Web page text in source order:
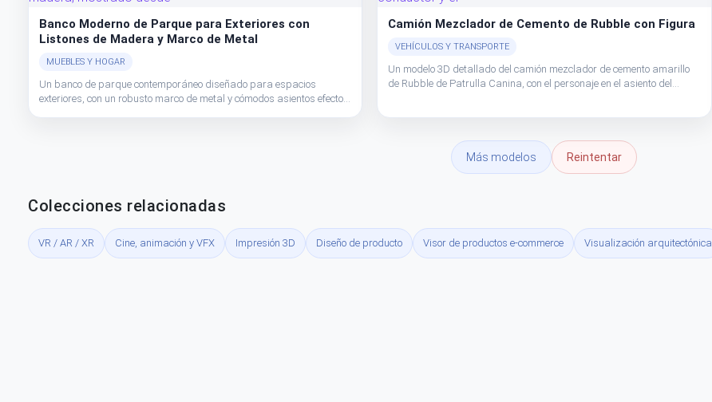
Banco Moderno de Parque para Exteriores con
Listones de Madera y Marco de Metal
MUEBLES Y HOGAR
Un banco de parque contemporáneo diseñado para espacios
exteriores, con un robusto marco de metal y cómodos asientos efecto
Camión Mezclador de Cemento de Rubble con Figura
VEHÍCULOS Y TRANSPORTE
Un modelo 3D detallado del camión mezclador de cemento amarillo
de Rubble de Patrulla Canina, con el personaje en el asiento del
Más modelos Reintentar
Colecciones relacionadas
VR / AR / XR Cine, animación y VFX Impresión 3D Diseño de producto Visor de productos e-commerce Visualización arquitectónica